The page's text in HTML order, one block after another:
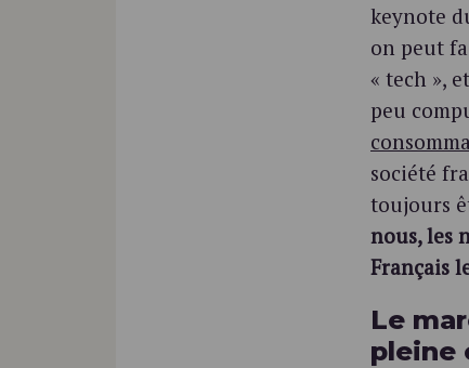
keynote
on peut
« tech »,
peu
société
toujours
nous, les
Français
Le
pleine